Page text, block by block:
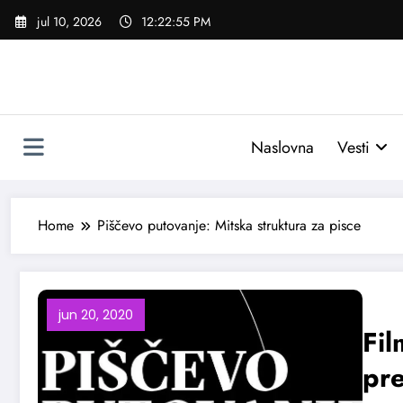
Skoči
jul 10, 2026 12:22:56 PM
Naslovna Vesti
Home Piščevo putovanje: Mitska struktura za pisce
jun 20, 2020